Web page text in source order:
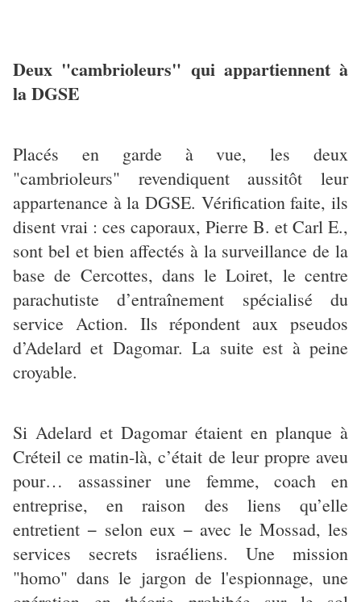
Deux "cambrioleurs" qui appartiennent à
la DGSE
Placés en garde à vue, les deux
"cambrioleurs" revendiquent aussitôt leur
appartenance à la DGSE. Vérification faite, ils
disent vrai : ces caporaux, Pierre B. et Carl E.,
sont bel et bien affectés à la surveillance de la
base de Cercottes, dans le Loiret, le centre
parachutiste d’entraînement spécialisé du
service Action. Ils répondent aux pseudos
d’Adelard et Dagomar. La suite est à peine
croyable.
Si Adelard et Dagomar étaient en planque à
Créteil ce matin-là, c’était de leur propre aveu
pour… assassiner une femme, coach en
entreprise, en raison des liens qu’elle
entretient − selon eux − avec le Mossad, les
services secrets israéliens. Une mission
"homo" dans le jargon de l'espionnage, une